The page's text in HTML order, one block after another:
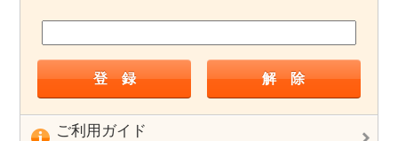
ご利用ガイド